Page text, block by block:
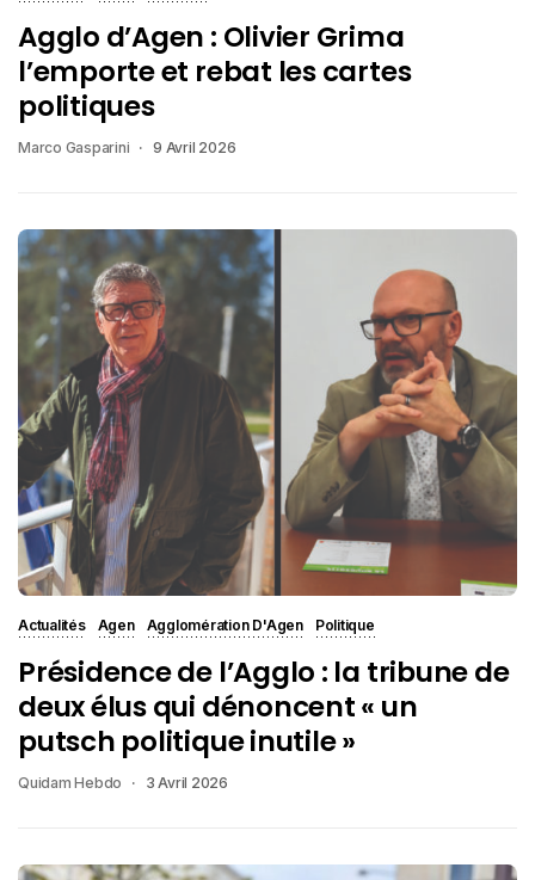
Agglo d’Agen : Olivier Grima
l’emporte et rebat les cartes
politiques
Marco Gasparini 9 Avril 2026
Actualités Agen Agglomération D'Agen Politique
Présidence de l’Agglo : la tribune de
deux élus qui dénoncent « un
putsch politique inutile »
Quidam Hebdo 3 Avril 2026